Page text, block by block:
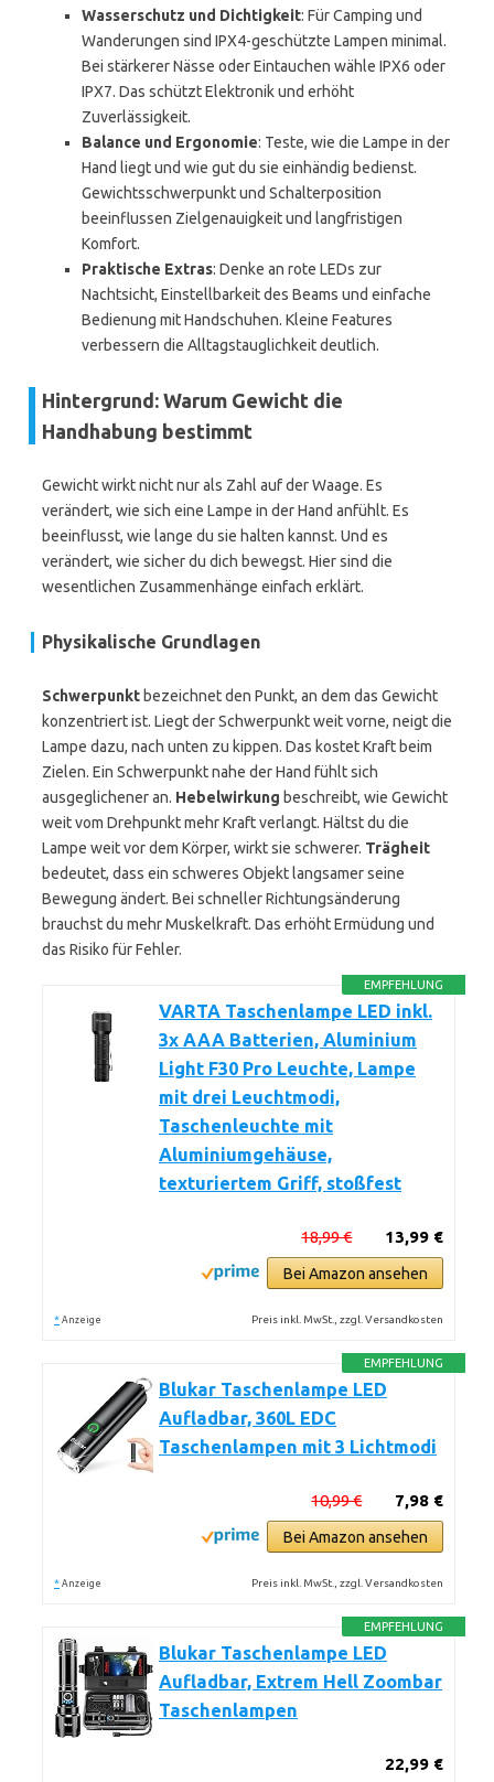
Wasserschutz und Dichtigkeit: Für Camping und
Wanderungen sind IPX4-geschützte Lampen minimal.
Bei stärkerer Nässe oder Eintauchen wähle IPX6 oder
IPX7. Das schützt Elektronik und erhöht
Zuverlässigkeit.
Balance und Ergonomie: Teste, wie die Lampe in der
Hand liegt und wie gut du sie einhändig bedienst.
Gewichtsschwerpunkt und Schalterposition
beeinflussen Zielgenauigkeit und langfristigen
Komfort.
Praktische Extras: Denke an rote LEDs zur
Nachtsicht, Einstellbarkeit des Beams und einfache
Bedienung mit Handschuhen. Kleine Features
verbessern die Alltagstauglichkeit deutlich.
Hintergrund: Warum Gewicht die
Handhabung bestimmt
Gewicht wirkt nicht nur als Zahl auf der Waage. Es
verändert, wie sich eine Lampe in der Hand anfühlt. Es
beeinflusst, wie lange du sie halten kannst. Und es
verändert, wie sicher du dich bewegst. Hier sind die
wesentlichen Zusammenhänge einfach erklärt.
Physikalische Grundlagen
Schwerpunkt bezeichnet den Punkt, an dem das Gewicht
konzentriert ist. Liegt der Schwerpunkt weit vorne, neigt die
Lampe dazu, nach unten zu kippen. Das kostet Kraft beim
Zielen. Ein Schwerpunkt nahe der Hand fühlt sich
ausgeglichener an. Hebelwirkung beschreibt, wie Gewicht
weit vom Drehpunkt mehr Kraft verlangt. Hältst du die
Lampe weit vor dem Körper, wirkt sie schwerer. Trägheit
bedeutet, dass ein schweres Objekt langsamer seine
Bewegung ändert. Bei schneller Richtungsänderung
brauchst du mehr Muskelkraft. Das erhöht Ermüdung und
das Risiko für Fehler.
EMPFEHLUNG
VARTA Taschenlampe LED inkl.
3x AAA Batterien, Aluminium
Light F30 Pro Leuchte, Lampe
mit drei Leuchtmodi,
Taschenleuchte mit
Aluminiumgehäuse,
texturiertem Griff, stoßfest
13,99 €
18,99 €
Bei Amazon ansehen
* Anzeige Preis inkl. MwSt., zzgl. Versandkosten
EMPFEHLUNG
Blukar Taschenlampe LED
Aufladbar, 360L EDC
Taschenlampen mit 3 Lichtmodi
7,98 €
10,99 €
Bei Amazon ansehen
* Anzeige Preis inkl. MwSt., zzgl. Versandkosten
EMPFEHLUNG
Blukar Taschenlampe LED
Aufladbar, Extrem Hell Zoombar
Taschenlampen
22,99 €